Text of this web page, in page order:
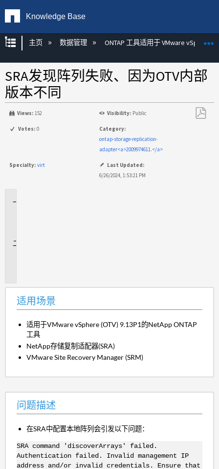
Knowledge Base
扩展/隐缩全局层次
主页 数据管理 ONTAP 工具适用于 VMware vSphere
SRA发现阵列失败、因为OTV内部
版本不同
Views: 152 Visibility: Public
Votes: 0
Category:
ontap-storage-replication-
adapter<a>2009974611.</a>
Specialty: virt
Last Updated:
6/26/2024, 1:53:21 PM
适用场景
适用于VMware vSphere (OTV) 9.13P1的NetApp ONTAP
工具
NetApp存储复制适配器(SRA)
VMware Site Recovery Manager (SRM)
问题描述
在SRA中配置本地阵列会引发以下问题：
SRA command 'discoverArrays' failed.
Authentication failed. Invalid management IP
address and/or invalid credentials. Ensure that